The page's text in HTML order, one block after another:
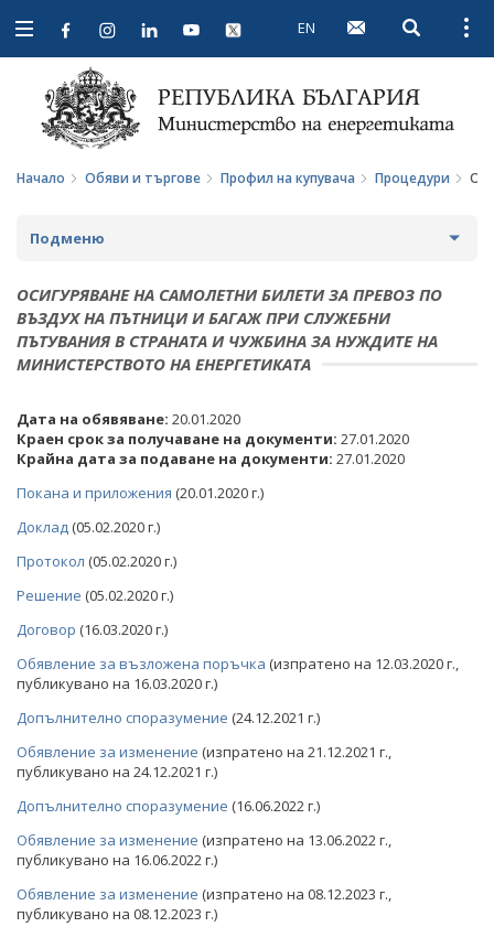
Open
navigation
EN Open
Начало Обяви и търгове Профил на купувача Процедури
Подменю
ПРОФИЛ НА КУПУВАЧА
ВЪТРЕШНИ ПРАВИЛА И ДОКУМЕНТИ
СЪБИРАНЕ НА ОФЕРТИ С ОБЯВИ
СТАНОВИЩА НА АОП
ОБЯВЛЕНИЯ ЗА ПРЕДВАРИТЕЛНА ИНФОРМАЦИЯ
ВЪТРЕШНИ ПРАВИЛА И ДОКУМЕНТИ
ПРОЦЕДУРИ
ПУБЛИЧНИ ПОКАНИ
ПОКАНИ
ПРЕДВАРИТЕЛЕН КОНТРОЛ
СТАНОВИЩА НА АОП ПО ЗАПИТВАНИЯ
ОБЯВИ И ТЪРГОВЕ
ОБЩЕСТВЕНИ ПОРЪЧКИ ДО 2014 Г.
РАЗПРОДАЖБА НА АКТИВИ
БЮЛЕТИН ПРОДАЖБИ НА СИНДИЦИТЕ
ТЪРГОВЕ
ИЗБОР НА ОДИТОРИ
ТЪРГОВЕ
ОСИГУРЯВАНЕ НА САМОЛЕТНИ БИЛЕТИ ЗА ПРЕВОЗ ПО
ВЪЗДУХ НА ПЪТНИЦИ И БАГАЖ ПРИ СЛУЖЕБНИ
ПЪТУВАНИЯ В СТРАНАТА И ЧУЖБИНА ЗА НУЖДИТЕ НА
МИНИСТЕРСТВОТО НА ЕНЕРГЕТИКАТА
Дата на обявяване: 20.01.2020
Краен срок за получаване на документи: 27.01.2020
Крайна дата за подаване на документи: 27.01.2020
Покана и приложения (20.01.2020 г.)
Доклад (05.02.2020 г.)
Протокол (05.02.2020 г.)
Решение (05.02.2020 г.)
Договор (16.03.2020 г.)
Обявление за възложена поръчка (изпратено на 12.03.2020 г.,
публикувано на 16.03.2020 г.)
Допълнително споразумение (24.12.2021 г.)
Обявление за изменение (изпратено на 21.12.2021 г.,
публикувано на 24.12.2021 г.)
Допълнително споразумение (16.06.2022 г.)
Обявление за изменение (изпратено на 13.06.2022 г.,
публикувано на 16.06.2022 г.)
Обявление за изменение (изпратено на 08.12.2023 г.,
публикувано на 08.12.2023 г.)